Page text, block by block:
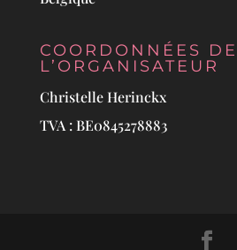
COORDONNÉES DE
L’ORGANISATEUR
Christelle Herinckx
TVA : BE0845278883